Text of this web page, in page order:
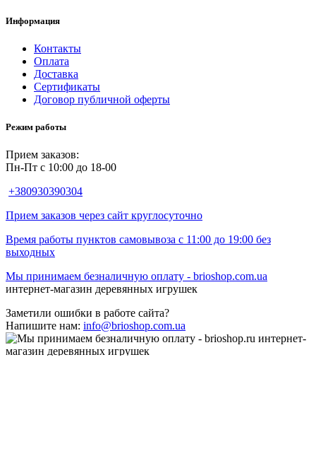
Информация
Контакты
Оплата
Доставка
Сертификаты
Договор публичной оферты
Режим работы
Прием заказов:
Пн-Пт с 10:00 до 18-00
+380930390304
Прием заказов через сайт круглосуточно
Время работы пунктов самовывоза с 11:00 до 19:00 без
выходных
Мы принимаем безналичную оплату - brioshop.com.ua
интернет-магазин деревянных игрушек
Заметили ошибки в работе сайта?
Напишите нам: info@brioshop.com.ua